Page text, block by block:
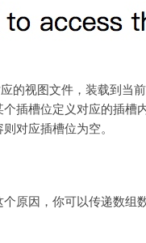
的视图文件，装载到当
插槽位定义对应的插槽
对应插槽位为空。
原因，你可以传递数组